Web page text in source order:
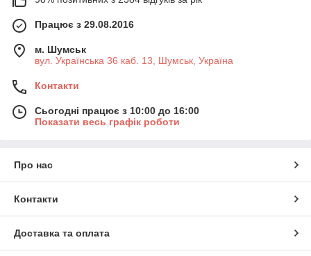
Працює з 29.08.2016
м. Шумськ
вул. Українська 36 каб. 13, Шумськ, Україна
Контакти
Сьогодні працює з 10:00 до 16:00
Показати весь графік роботи
Про нас
Контакти
Доставка та оплата